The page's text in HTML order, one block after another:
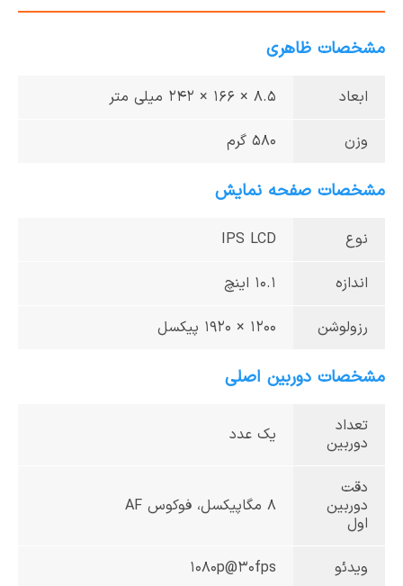
مشخصات ظاهری
ابعاد 8.5 × 166 × 242 میلی متر
وزن 580 گرم
مشخصات صفحه نمایش
نوع IPS LCD
اندازه 10.1 اینچ
رزولوشن 1200 × 1920 پیکسل
مشخصات دوربین اصلی
تعداد
دوربین
یک عدد
دقت
دوربین
اول
8 مگاپیکسل، فوکوس AF
ویدئو 1080p@30fps